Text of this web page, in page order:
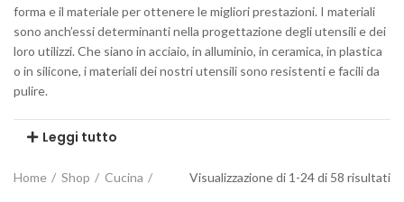
forma e il materiale per ottenere le migliori prestazioni. I materiali
sono anch’essi determinanti nella progettazione degli utensili e dei
loro utilizzi. Che siano in acciaio, in alluminio, in ceramica, in plastica
o in silicone, i materiali dei nostri utensili sono resistenti e facili da
pulire.
Leggi tutto
Home Shop Cucina Visualizzazione di 1-24 di 58 risultati